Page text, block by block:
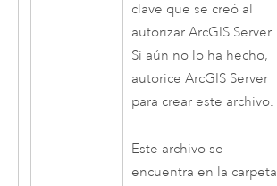
clave que se creó al
autorizar ArcGIS Server.
Si aún no lo ha hecho,
autorice ArcGIS Server
para crear este archivo.
Este archivo se
encuentra en la carpeta